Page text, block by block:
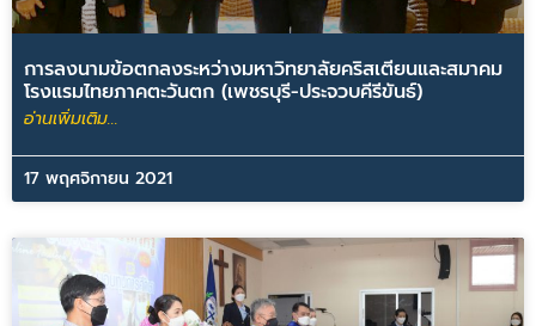
การลงนามข้อตกลงระหว่างมหาวิทยาลัยคริสเตียนและสมาคม
โรงแรมไทยภาคตะวันตก (เพชรบุรี-ประจวบคีรีขันธ์)
อ่านเพิ่มเติม...
17 พฤศจิกายน 2021